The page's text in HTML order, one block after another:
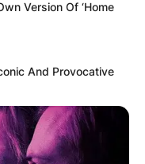
Version Of ‘Home
And Provocative